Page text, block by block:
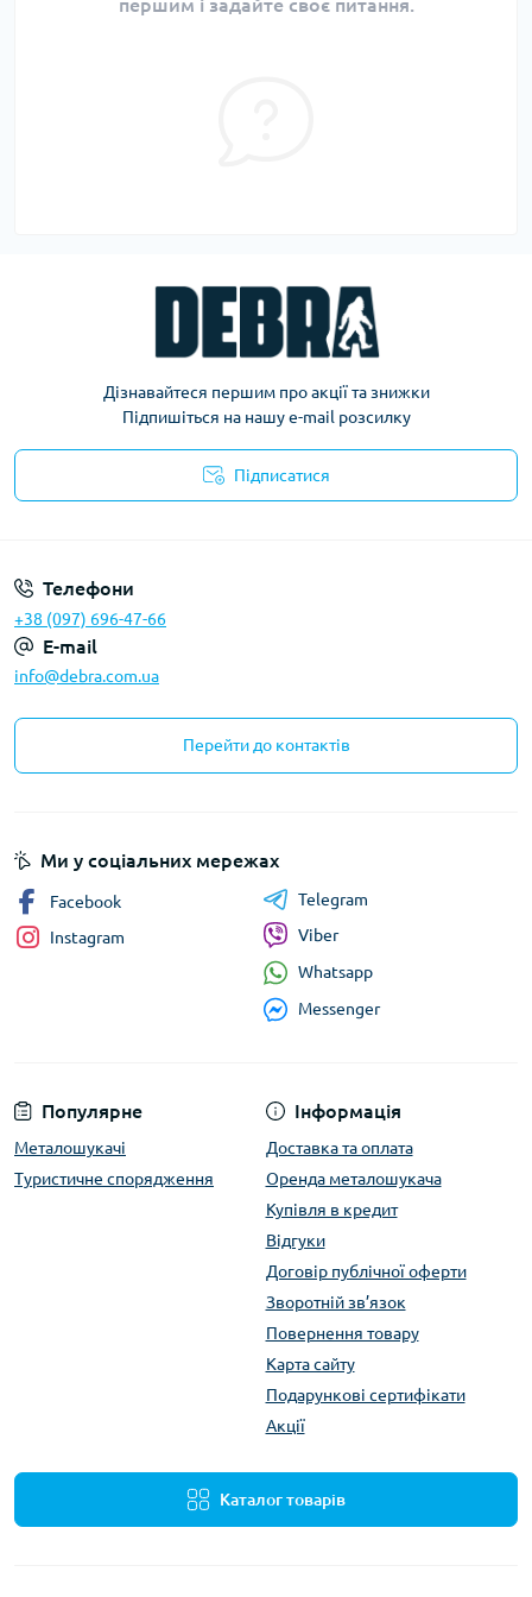
першим і задайте своє питання.
Дізнавайтеся першим про акції та знижки
Підпишіться на нашу e-mail розсилку
Підписатися
Телефони
+38 (097) 696-47-66
E-mail
info@debra.com.ua
Перейти до контактів
Популярне
Металошукачі
Туристичне спорядження
Інформація
Доставка та оплата
Оренда металошукача
Купівля в кредит
Відгуки
Договір публічної оферти
Зворотній зв’язок
Повернення товару
Карта сайту
Подарункові сертифікати
Акції
Каталог товарів
Ми у соціальних мережах
Facebook
Instagram
Telegram
Viber
Whatsapp
Messenger